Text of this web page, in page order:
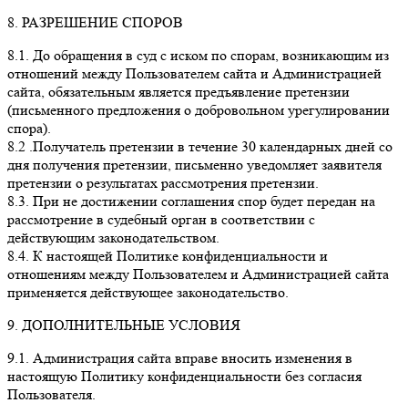
8. РАЗРЕШЕНИЕ СПОРОВ
8.1. До обращения в суд с иском по спорам, возникающим из
отношений между Пользователем сайта и Администрацией
сайта, обязательным является предъявление претензии
(письменного предложения о добровольном урегулировании
спора).
8.2 .Получатель претензии в течение 30 календарных дней со
дня получения претензии, письменно уведомляет заявителя
претензии о результатах рассмотрения претензии.
8.3. При не достижении соглашения спор будет передан на
рассмотрение в судебный орган в соответствии с
действующим законодательством.
8.4. К настоящей Политике конфиденциальности и
отношениям между Пользователем и Администрацией сайта
применяется действующее законодательство.
9. ДОПОЛНИТЕЛЬНЫЕ УСЛОВИЯ
9.1. Администрация сайта вправе вносить изменения в
настоящую Политику конфиденциальности без согласия
Пользователя.